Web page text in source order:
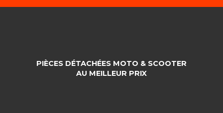
PIÈCES DÉTACHÉES MOTO & SCOOTER
AU MEILLEUR PRIX